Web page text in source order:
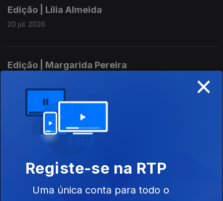
Edição | Lília Almeida
20 jul. 2026
Edição | Margarida Pereira
Edição I Margarida Pereira
15 jul. 2026
Edição | Margarida Pereira
14 jul. 2026
×
Registe-se na RTP
Uma única conta para todo o